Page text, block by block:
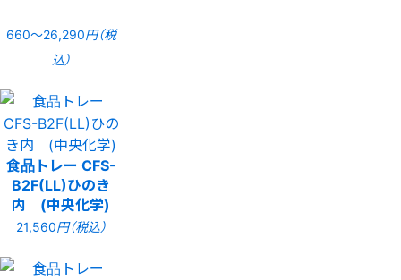
660〜26,290円（税
込）
食品トレー CFS-
B2F(LL)ひのき
内 (中央化学)
21,560円（税込）